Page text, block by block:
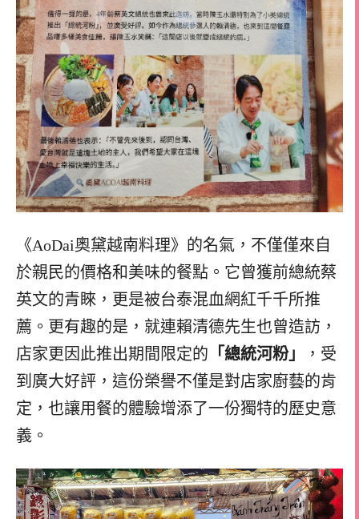
《AoDai奧黛越南料理》的名氣，不僅僅來自
於親民的價格和美味的餐點。它曾獲前總統蔡
英文的青睞，更是被台泰混血網紅千千所推
薦。更有趣的是，就連賴清德先生也曾造訪，
店家更因此推出期間限定的 「總統河粉」
，受
到廣大好評，這份榮譽不僅是對店家廚藝的肯
定，也讓用餐的體驗增添了一份獨特的歷史意
義。